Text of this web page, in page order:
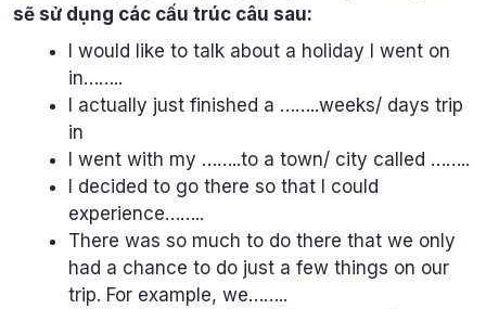
sẽ sử dụng các cấu trúc câu sau:
I would like to talk about a holiday I went on
in……..
I actually just finished a ……..weeks/ days trip
in
I went with my ……..to a town/ city called ……..
I decided to go there so that I could
experience……..
There was so much to do there that we only
had a chance to do just a few things on our
trip. For example, we……..